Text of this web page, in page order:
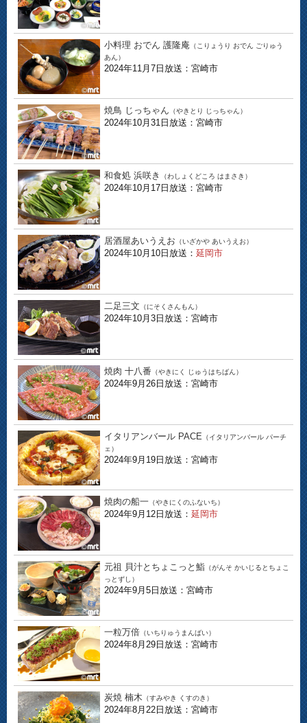
小料理 おでん 護隆庵 （こりょうり おでん ごりゅう
あん）
2024年11月7日放送：宮崎市
焼鳥 じっちゃん （やきとり じっちゃん）
2024年10月31日放送：宮崎市
和食処 浜咲き （わしょくどころ はまさき）
2024年10月17日放送：宮崎市
居酒屋あいうえお （いざかや あいうえお）
2024年10月10日放送： 延岡市
二足三文 （にそくさんもん）
2024年10月3日放送：宮崎市
焼肉 十八番 （やきにく じゅうはちばん）
2024年9月26日放送：宮崎市
イタリアンバール PACE （イタリアンバール パーチ
ェ）
2024年9月19日放送：宮崎市
焼肉の船一 （やきにくのふないち）
2024年9月12日放送： 延岡市
元祖 貝汁とちょこっと鮨 （がんそ かいじるとちょこ
っとずし）
2024年9月5日放送：宮崎市
一粒万倍 （いちりゅうまんばい）
2024年8月29日放送：宮崎市
炭焼 楠木 （すみやき くすのき）
2024年8月22日放送：宮崎市